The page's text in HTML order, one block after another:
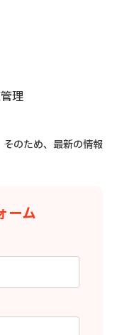
理
のため、最新の情報
ーム